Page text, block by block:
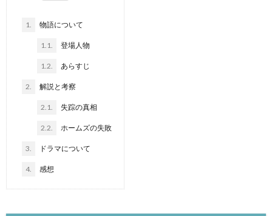
1. 物語について
1.1. 登場人物
1.2. あらすじ
2. 解説と考察
2.1. 失踪の真相
2.2. ホームズの失敗
3. ドラマについて
4. 感想